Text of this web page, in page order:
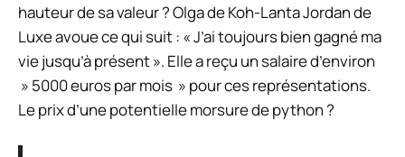
hauteur de sa valeur ? Olga deKoh-LantaJordan de
Luxe avoue ce qui suit : « J’ai toujours bien gagné ma
vie jusqu’à présent ». Elle a reçu un salaire d’environ
» 5000 euros par mois » pour ces représentations.
Le prix d’une potentielle morsure de python ?